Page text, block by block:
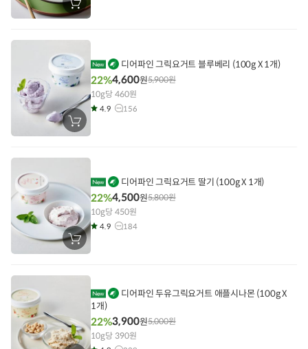
장
바
에
기
장
바
에
비
건
상
품
디어파인 그릭요거트 블루베리 (100g X 1개)
22%4,600원5,900원
10g당 460원
4.9 156
장
바
에
비
건
상
품
디어파인 그릭요거트 딸기 (100g X 1개)
22%4,500원5,800원
10g당 450원
4.9 184
비
상
품
1개)
22%3,900원5,000원
10g당 390원